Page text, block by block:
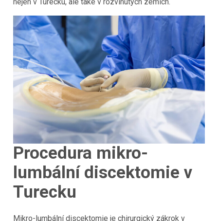
nejen v Turecku, ale také v rozvinutých zemích.
Procedura mikro-
lumbální discektomie v
Turecku
Mikro-lumbální discektomie je chirurgický zákrok v